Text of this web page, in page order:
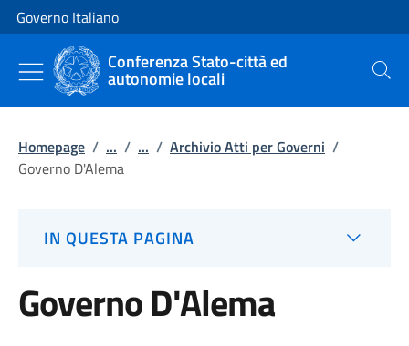
Vai al contenuto
Vai alla navigazione del sito
Governo Italiano
Conferenza Stato-città ed
autonomie locali Cerca
Homepage / ... / ... / Archivio Atti per Governi /
Governo D'Alema
IN QUESTA PAGINA
Governo D'Alema